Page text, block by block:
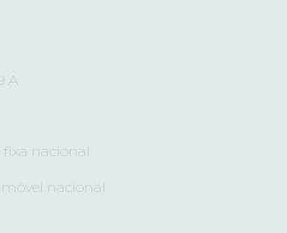
A
nacional
nacional